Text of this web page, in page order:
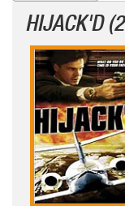
HIJACK'D